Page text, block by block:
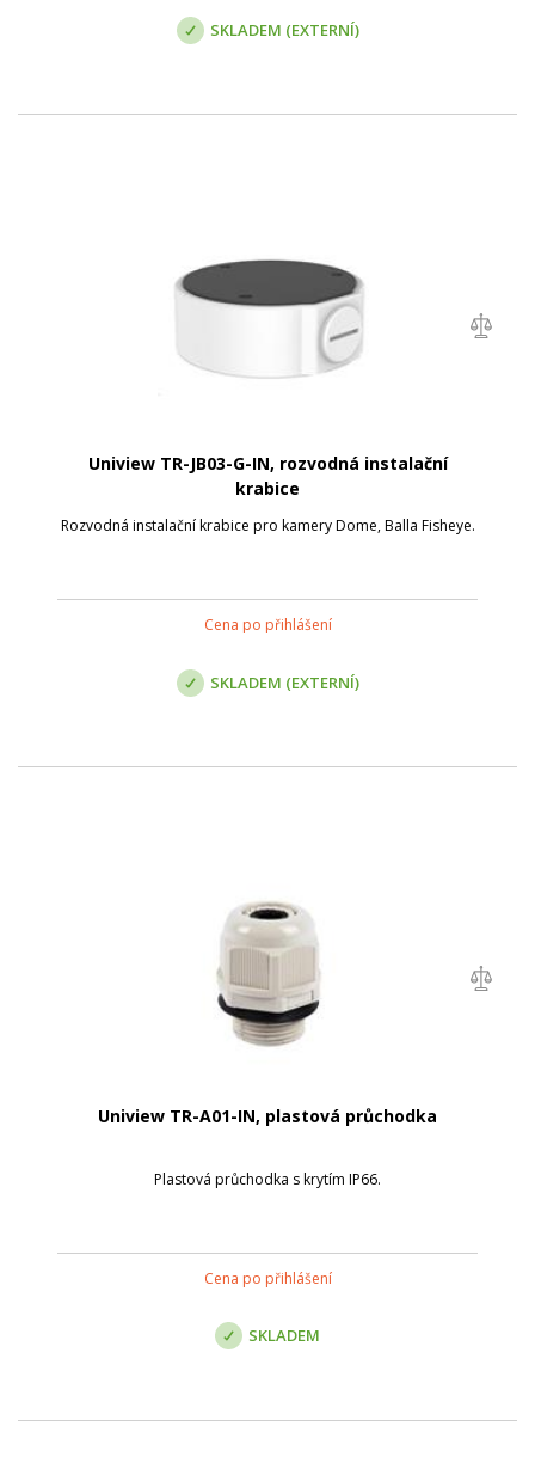
SKLADEM (EXTERNÍ)
Uniview TR-JB03-G-IN, rozvodná instalační
krabice
Rozvodná instalační krabice pro kamery Dome, Balla Fisheye.
Cena po přihlášení
SKLADEM (EXTERNÍ)
Uniview TR-A01-IN, plastová průchodka
Plastová průchodka s krytím IP66.
Cena po přihlášení
SKLADEM